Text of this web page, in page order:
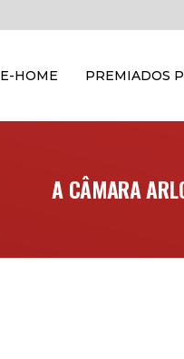
E-HOME PREMIADOS
A CÂMARA